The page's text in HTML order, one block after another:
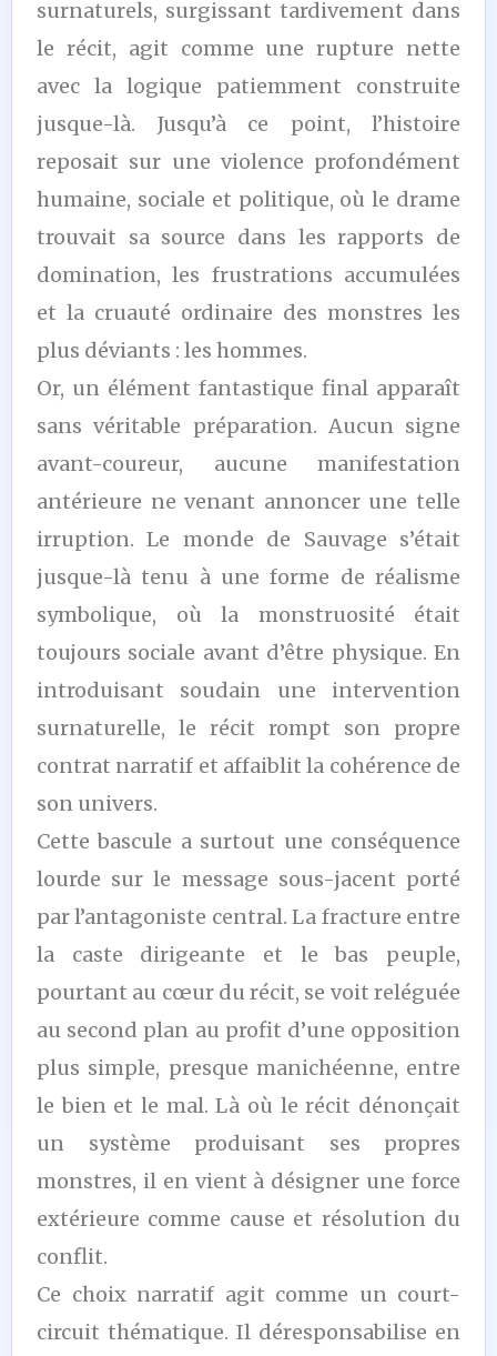
surnaturels, surgissant tardivement dans
le récit, agit comme une rupture nette
avec la logique patiemment construite
jusque-là. Jusqu’à ce point, l’histoire
reposait sur une violence profondément
humaine, sociale et politique, où le drame
trouvait sa source dans les rapports de
domination, les frustrations accumulées
et la cruauté ordinaire des monstres les
plus déviants : les hommes.
Or, un élément fantastique final apparaît
sans véritable préparation. Aucun signe
avant-coureur, aucune manifestation
antérieure ne venant annoncer une telle
irruption. Le monde de Sauvage s’était
jusque-là tenu à une forme de réalisme
symbolique, où la monstruosité était
toujours sociale avant d’être physique. En
introduisant soudain une intervention
surnaturelle, le récit rompt son propre
contrat narratif et affaiblit la cohérence de
son univers.
Cette bascule a surtout une conséquence
lourde sur le message sous-jacent porté
par l’antagoniste central. La fracture entre
la caste dirigeante et le bas peuple,
pourtant au cœur du récit, se voit reléguée
au second plan au profit d’une opposition
plus simple, presque manichéenne, entre
le bien et le mal. Là où le récit dénonçait
un système produisant ses propres
monstres, il en vient à désigner une force
extérieure comme cause et résolution du
conflit.
Ce choix narratif agit comme un court-
circuit thématique. Il déresponsabilise en